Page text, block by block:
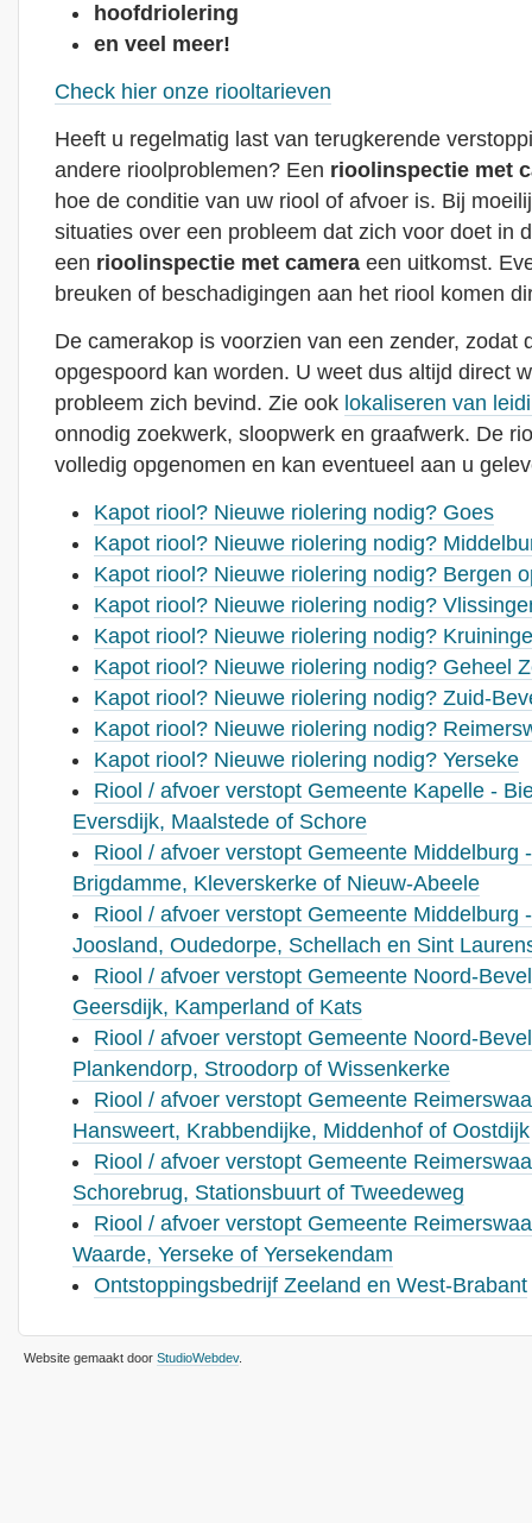
hoofdriolering
en veel meer!
Check hier onze riooltarieven
Heeft u regelmatig last van terugkerende
andere rioolproblemen? Een rioolinspectie met
hoe de conditie van uw riool of afvoer is. Bij
situaties over een probleem dat zich voor doet in
een rioolinspectie met camera een uitkomst.
breuken of beschadigingen aan het riool komen
De camerakop is voorzien van een zender, zodat
opgespoord kan worden. U weet dus altijd direct
probleem zich bevind. Zie ook lokaliseren van
onnodig zoekwerk, sloopwerk en graafwerk. De
volledig opgenomen en kan eventueel aan u
Kapot riool? Nieuwe riolering nodig? Goes
Kapot riool? Nieuwe riolering nodig?
Kapot riool? Nieuwe riolering nodig? Bergen
Kapot riool? Nieuwe riolering nodig?
Kapot riool? Nieuwe riolering nodig?
Kapot riool? Nieuwe riolering nodig? Geheel
Kapot riool? Nieuwe riolering nodig? Zuid-
Kapot riool? Nieuwe riolering nodig?
Kapot riool? Nieuwe riolering nodig? Yerseke
Riool / afvoer verstopt Gemeente Kapelle -
Eversdijk, Maalstede of Schore
Riool / afvoer verstopt Gemeente Middelburg
Brigdamme, Kleverskerke of Nieuw-Abeele
Riool / afvoer verstopt Gemeente Middelburg
Joosland, Oudedorpe, Schellach en Sint
Riool / afvoer verstopt Gemeente Noord-
Geersdijk, Kamperland of Kats
Riool / afvoer verstopt Gemeente Noord-
Plankendorp, Stroodorp of Wissenkerke
Riool / afvoer verstopt Gemeente
Hansweert, Krabbendijke, Middenhof of Oostdijk
Riool / afvoer verstopt Gemeente
Schorebrug, Stationsbuurt of Tweedeweg
Riool / afvoer verstopt Gemeente
Waarde, Yerseke of Yersekendam
Ontstoppingsbedrijf Zeeland en West-Brabant
Website gemaakt door StudioWebdev.